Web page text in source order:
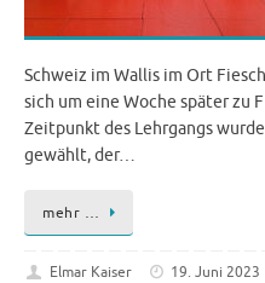
Schweiz im Wallis im Ort
sich um eine Woche später zu
Zeitpunkt des Lehrgangs
gewählt, der…
mehr …
Elmar Kaiser
19. Juni 2023